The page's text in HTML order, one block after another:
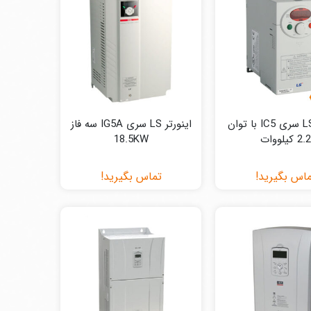
اینورتر LS سری IC5 با توان
2.2 کیلووات
بگیرید!
اینورتر LS سری IG5A سه فاز
18.5KW
تماس بگیرید!